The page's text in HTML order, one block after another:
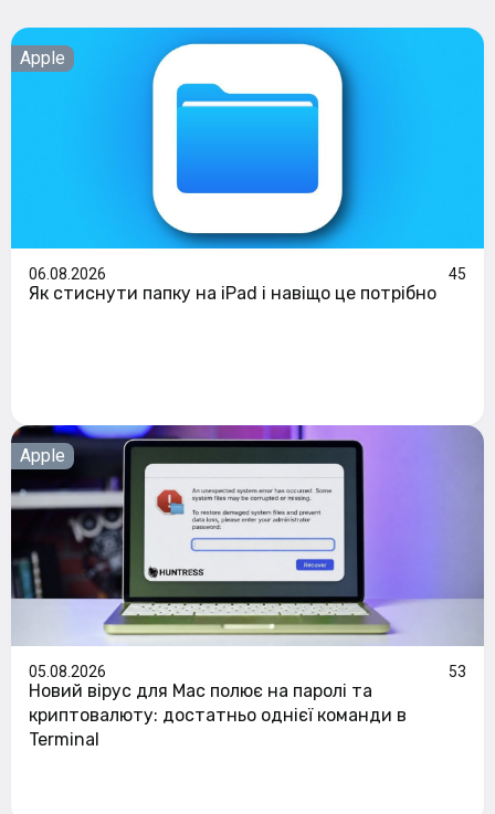
Apple
06.08.2026 45
Як стиснути папку на iPad і навіщо це потрібно
Apple
05.08.2026 53
Новий вірус для Mac полює на паролі та
криптовалюту: достатньо однієї команди в
Terminal